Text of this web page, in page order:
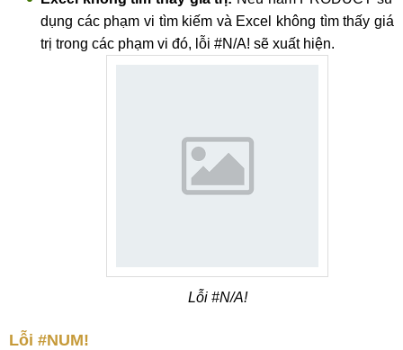
dụng các phạm vi tìm kiếm và Excel không tìm thấy giá
trị trong các phạm vi đó, lỗi #N/A! sẽ xuất hiện.
Lỗi #N/A!
Lỗi #NUM!